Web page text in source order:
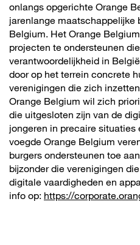
onlangs opgerichte Orange
jarenlange maatschappelijke
Belgium. Het Orange
projecten te ondersteunen
verantwoordelijkheid in
door op het terrein concrete
verenigingen die zich
Orange Belgium wil zich
die uitgesloten zijn van de
jongeren in precaire situaties
voegde Orange Belgium
burgers ondersteunen toe
bijzonder die verenigingen
digitale vaardigheden en
info op: https://